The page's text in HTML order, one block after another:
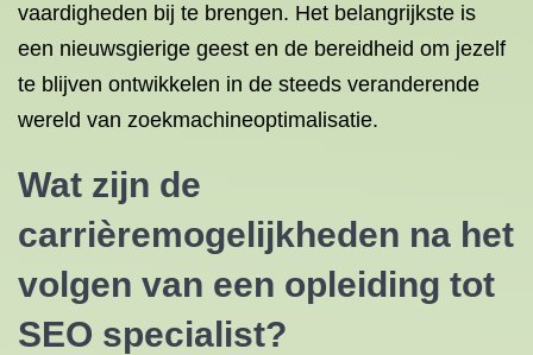
vaardigheden bij te brengen. Het belangrijkste is
een nieuwsgierige geest en de bereidheid om jezelf
te blijven ontwikkelen in de steeds veranderende
wereld van zoekmachineoptimalisatie.
Wat zijn de
carrièremogelijkheden na het
volgen van een opleiding tot
SEO specialist?